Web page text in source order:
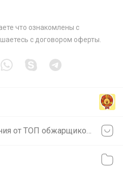
что ознакомлены с
с договором оферты